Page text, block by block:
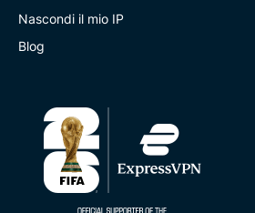
Nascondi il mio IP
Blog